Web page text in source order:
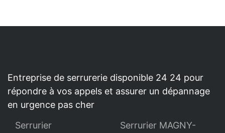
Entreprise de serrurerie disponible 24 24 pour
répondre à vos appels et assurer un dépannage
en urgence pas cher
Serrurier
Serrurier MAGNY-